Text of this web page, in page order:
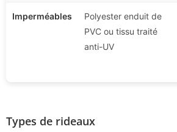
Imperméables
Polyester enduit de
PVC ou tissu traité
anti-UV
Types de rideaux